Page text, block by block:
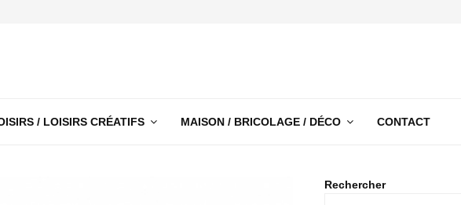
/ LOISIRS CRÉATIFS MAISON / BRICOLAGE / DÉCO CONTACT
Rechercher